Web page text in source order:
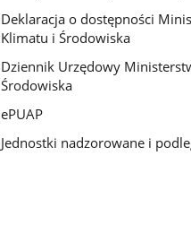
Deklaracja o dostępności
Klimatu i Środowiska
Dziennik Urzędowy
Środowiska
ePUAP
Jednostki nadzorowane i